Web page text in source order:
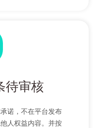
待审核
诺，不在平台发布
人权益内容。并按